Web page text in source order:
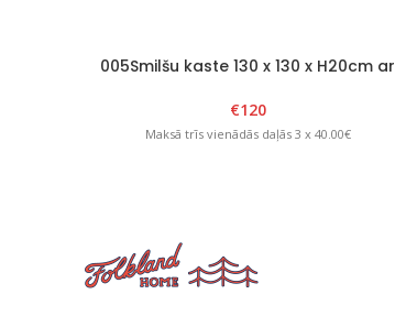
005Smilšu kaste 130 x 130 x H20cm ar
€120
Maksā trīs vienādās daļās 3 x 40.00€